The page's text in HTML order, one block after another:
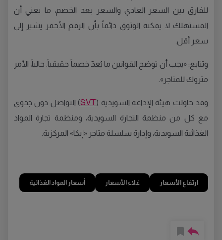
للفارق بين السعر العادي والسعر بعد الخصم، ما يعني أن
المستهلك لا يمكنه الوثوق دائماً بأن الرقم الأحمر يشير إلى
سعر أقل.
وتتابع: «يجب أن توضح القوانين ما يُعدّ خصماً حقيقياً. حالياً، الأمر
متروك للمتاجر».
وقد حاولت هيئة الإذاعة السويدية (SVT) التواصل دون جدوى
مع كل من منظمة التجارة السويدية، ومنظمة تجارة المواد
الغذائية السويدية، وإدارة سلسلة متاجر «إيكا» المركزية.
ارتفاع الأسعار غلاء الأسعار أسعار المواد الغذائية